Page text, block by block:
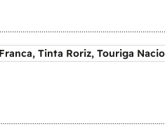
Tinta Roriz, Touriga